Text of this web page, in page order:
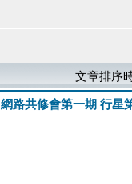
文章排序
網路共修會第一期 行星